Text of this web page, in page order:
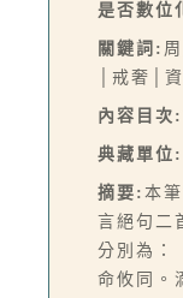
是否數位
關鍵詞:
│戒奢│
內容目次:
典藏單位:
摘要: 本
言絕句二
分別為：
命攸同。